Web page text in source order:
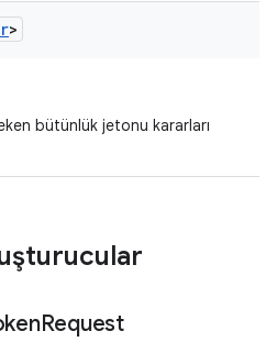
>
bütünlük jetonu kararları
Request